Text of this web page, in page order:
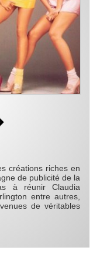
créations riches en
de publicité de la
à réunir Claudia
entre autres,
de véritables